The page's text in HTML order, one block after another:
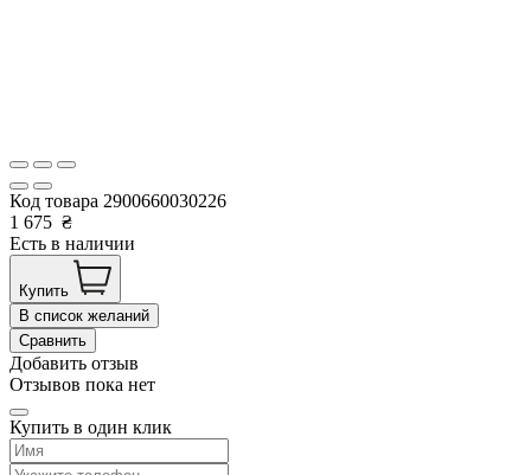
Код товара 2900660030226
1 675 ₴
Есть в наличии
Купить
В список желаний
Сравнить
Добавить отзыв
Отзывов пока нет
Купить в один клик